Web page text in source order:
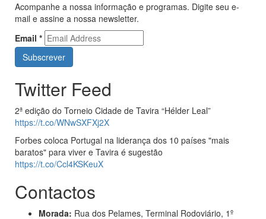
Acompanhe a nossa informação e programas. Digite seu e-
mail e assine a nossa newsletter.
Email *
Twitter Feed
2ª edição do Torneio Cidade de Tavira “Hélder Leal”
https://t.co/WNwSXFXj2X
Forbes coloca Portugal na liderança dos 10 países "mais
baratos" para viver e Tavira é sugestão
https://t.co/Ccl4KSKeuX
Contactos
Morada: Rua dos Pelames, Terminal Rodoviário, 1º